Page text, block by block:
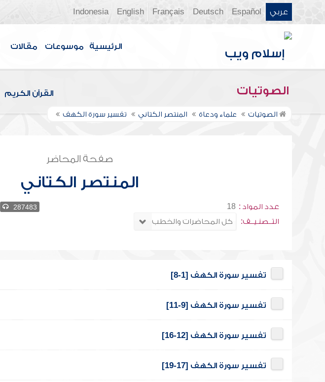
عربي Español
Deutsch
Français
English
Indonesia
الرئيسية موسوعات مقالات
الصوتيات القرآن الكريم
الصوتيات علماء ودعاة المنتصر الكتاني تفسير سورة الكهف
صفحة المحاضر
المنتصر الكتاني
عدد المواد : 18
التــصنـيــف:
287483
تفسير سورة الكهف [1-8]
تفسير سورة الكهف [9-11]
تفسير سورة الكهف [12-16]
تفسير سورة الكهف [17-19]